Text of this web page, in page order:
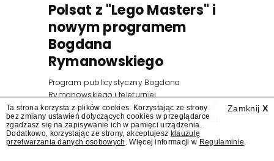
Polsat z "Lego Masters" i
nowym programem
Bogdana
Rymanowskiego
Program publicystyczny Bogdana
Rymanowskiego i teleturniej
muzyczny "Hitster. Muzyczna gra przebojów"
znajdą się wśród jesiennych nowości Polsatu.
Polsat przejmuje od TVN program "Lego
Masters".
Zamknij X
Ta strona korzysta z plików cookies. Korzystając ze strony
bez zmiany ustawień dotyczących cookies w przeglądarce
zgadzasz się na zapisywanie ich w pamięci urządzenia.
Dodatkowo, korzystając ze strony, akceptujesz klauzulę
przetwarzania danych osobowych . Więcej informacji w Regulaminie.